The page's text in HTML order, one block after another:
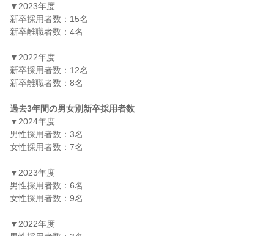
▼2023年度
新卒採用者数：15名
新卒離職者数：4名
▼2022年度
新卒採用者数：12名
新卒離職者数：8名
過去3年間の男女別新卒採用者数
▼2024年度
男性採用者数：3名
女性採用者数：7名
▼2023年度
男性採用者数：6名
女性採用者数：9名
▼2022年度